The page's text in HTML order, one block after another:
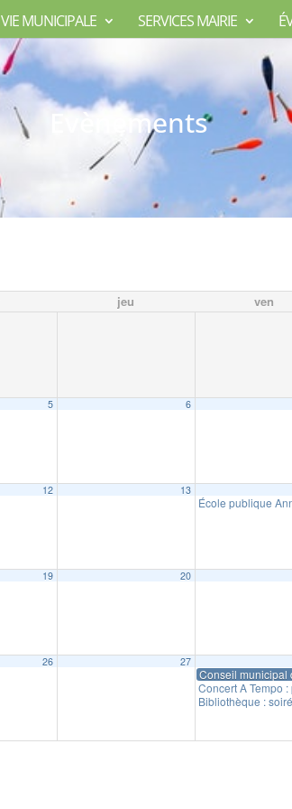
VIE MUNICIPALE SERVICES MAIRIE
Evènements
jeu ven
5 6
12 13
École publique
19 20
26 27
Conseil municipal
Concert A Tempo
Bibliothèque :